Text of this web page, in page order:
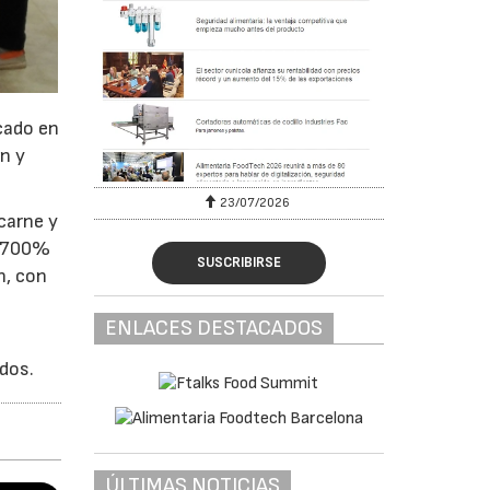
en
y
y
con
23/07/2026
SUSCRIBIRSE
ENLACES DESTACADOS